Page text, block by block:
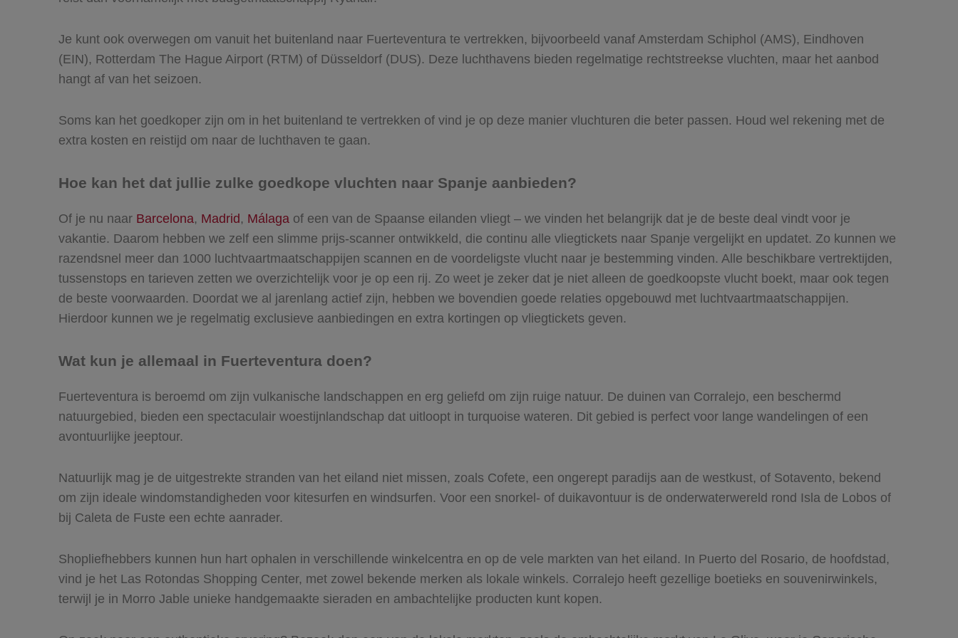
Je kunt ook overwegen om vanuit het buitenland naar Fuerteventura te vertrekken, bijvoorbeeld vanaf Amsterdam Schiphol (AMS), Eindhoven
(EIN), Rotterdam The Hague Airport (RTM) of Düsseldorf (DUS). Deze luchthavens bieden regelmatige rechtstreekse vluchten, maar het aanbod
hangt af van het seizoen.
Soms kan het goedkoper zijn om in het buitenland te vertrekken of vind je op deze manier vluchturen die beter passen. Houd wel rekening met de
extra kosten en reistijd om naar de luchthaven te gaan.
Hoe kan het dat jullie zulke goedkope vluchten naar Spanje aanbieden?
Of je nu naar Barcelona, Madrid , Málaga of een van de Spaanse eilanden vliegt – we vinden het belangrijk dat je de beste deal vindt voor je
vakantie. Daarom hebben we zelf een slimme prijs-scanner ontwikkeld, die continu alle vliegtickets naar Spanje vergelijkt en updatet. Zo kunnen we
razendsnel meer dan 1000 luchtvaartmaatschappijen scannen en de voordeligste vlucht naar je bestemming vinden. Alle beschikbare vertrektijden,
tussenstops en tarieven zetten we overzichtelijk voor je op een rij. Zo weet je zeker dat je niet alleen de goedkoopste vlucht boekt, maar ook tegen
de beste voorwaarden. Doordat we al jarenlang actief zijn, hebben we bovendien goede relaties opgebouwd met luchtvaartmaatschappijen.
Hierdoor kunnen we je regelmatig exclusieve aanbiedingen en extra kortingen op vliegtickets geven.
Wat kun je allemaal in Fuerteventura doen?
Fuerteventura is beroemd om zijn vulkanische landschappen en erg geliefd om zijn ruige natuur. De duinen van Corralejo, een beschermd
natuurgebied, bieden een spectaculair woestijnlandschap dat uitloopt in turquoise wateren. Dit gebied is perfect voor lange wandelingen of een
avontuurlijke jeeptour.
Natuurlijk mag je de uitgestrekte stranden van het eiland niet missen, zoals Cofete, een ongerept paradijs aan de westkust, of Sotavento, bekend
om zijn ideale windomstandigheden voor kitesurfen en windsurfen. Voor een snorkel- of duikavontuur is de onderwaterwereld rond Isla de Lobos of
bij Caleta de Fuste een echte aanrader.
Shopliefhebbers kunnen hun hart ophalen in verschillende winkelcentra en op de vele markten van het eiland. In Puerto del Rosario, de hoofdstad,
vind je het Las Rotondas Shopping Center, met zowel bekende merken als lokale winkels. Corralejo heeft gezellige boetieks en souvenirwinkels,
terwijl je in Morro Jable unieke handgemaakte sieraden en ambachtelijke producten kunt kopen.